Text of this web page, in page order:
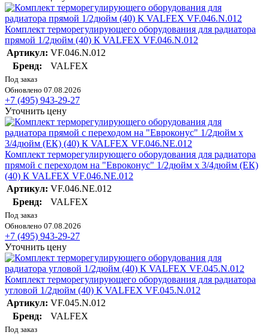
Комплект терморегулирующего оборудования для радиатора
прямой 1/2дюйм (40) К VALFEX VF.046.N.012
Артикул: VF.046.N.012
Бренд:
VALFEX
Под заказ
Обновлено 07.08.2026
+7 (495) 943-29-27
Уточнить цену
Комплект терморегулирующего оборудования для радиатора
прямой с переходом на "Евроконус" 1/2дюйм х 3/4дюйм (ЕК)
(40) К VALFEX VF.046.NE.012
Артикул: VF.046.NE.012
Бренд:
VALFEX
Под заказ
Обновлено 07.08.2026
+7 (495) 943-29-27
Уточнить цену
Комплект терморегулирующего оборудования для радиатора
угловой 1/2дюйм (40) К VALFEX VF.045.N.012
Артикул: VF.045.N.012
Бренд:
VALFEX
Под заказ